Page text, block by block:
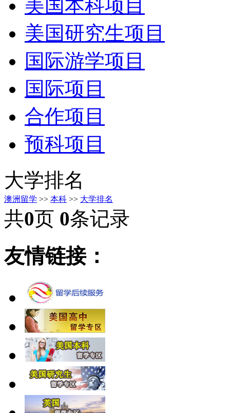
美国本科项目
美国研究生项目
国际游学项目
国际项目
合作项目
预科项目
大学排名
澳洲留学 >> 本科 >> 大学排名
共0页 0条记录
友情链接：